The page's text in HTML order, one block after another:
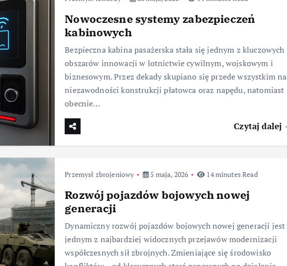
Nowoczesne systemy zabezpieczeń
kabinowych
Bezpieczna kabina pasażerska stała się jednym z kluczowych
obszarów innowacji w lotnictwie cywilnym, wojskowym i
biznesowym. Przez dekady skupiano się przede wszystkim na
niezawodności konstrukcji płatowca oraz napędu, natomiast
obecnie…
Czytaj dalej
Przemysł zbrojeniowy 5 maja, 2026 14 minutes Read
Rozwój pojazdów bojowych nowej
generacji
Dynamiczny rozwój pojazdów bojowych nowej generacji jest
jednym z najbardziej widocznych przejawów modernizacji
współczesnych sił zbrojnych. Zmieniające się środowisko